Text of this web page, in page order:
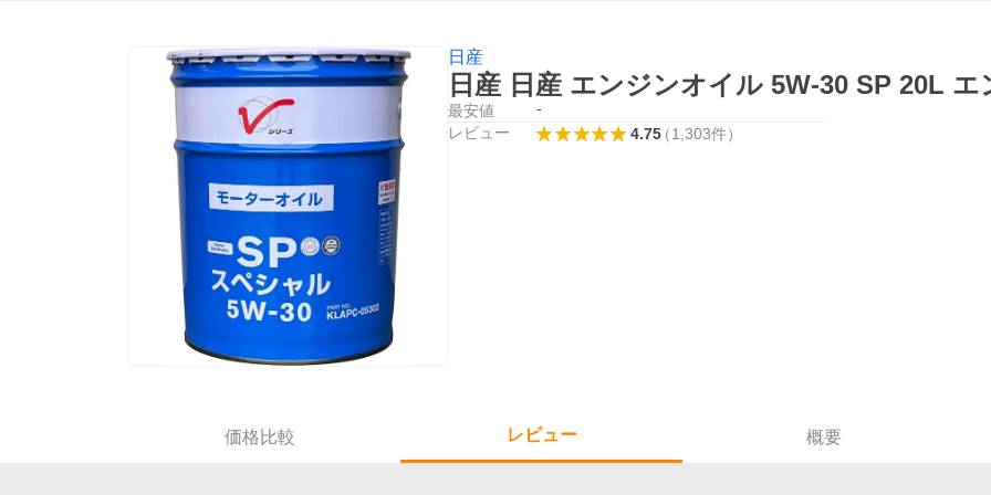
日産
日産 日産 エンジンオイル 5W-30 SP 20L
最安値
-
レビュー
4.75（1,303件）
価格比較 レビュー 概要